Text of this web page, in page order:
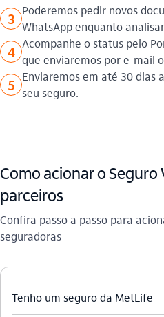
3 Poderemos pedir novos
WhatsApp enquanto
4 Acompanhe o status pelo
que enviaremos por e-mail
5 Enviaremos em até 30 dias
seu seguro.
Como acionar o Seguro
parceiros
Confira passo a passo para
seguradoras
Tenho um seguro da MetLife